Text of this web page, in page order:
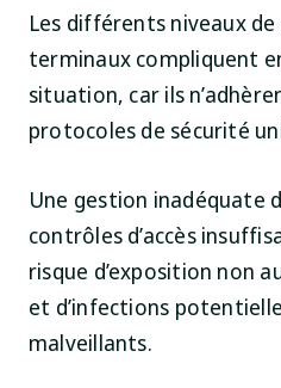
Les différents niveaux
terminaux compliquent
situation, car ils
protocoles de sécurité
Une gestion inadéquate
contrôles d’accès
risque d’exposition non
et d’infections
malveillants.